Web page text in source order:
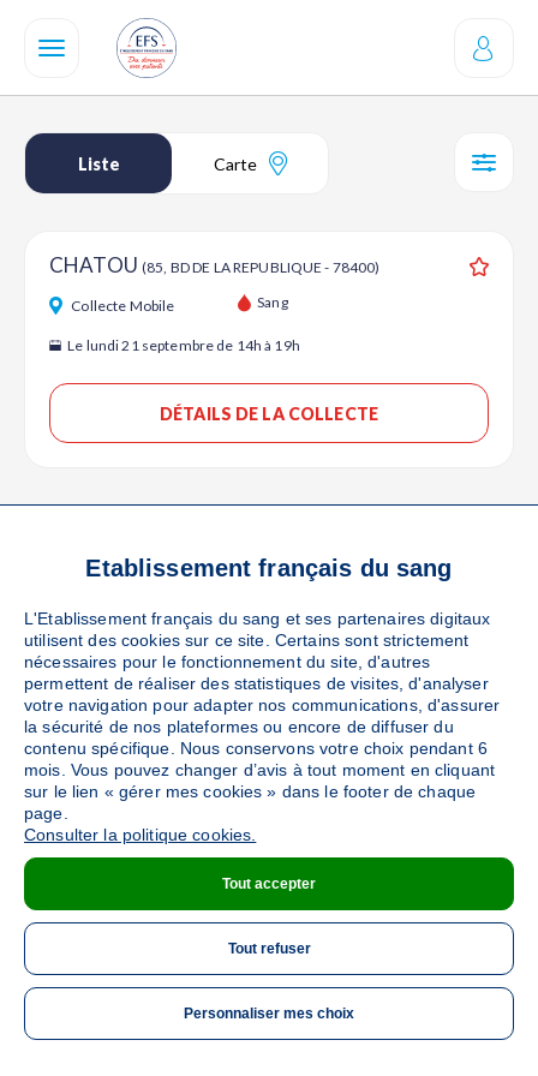
contenu
Liste Carte
ME
CHATOU (85, BD DE LA REPUBLIQUE - 78400)
Collecte Mobile Sang
Le lundi 21 septembre de 14h à 19h
DÉTAILS DE LA COLLECTE
Etablissement français du sang
L'Etablissement français du sang et ses partenaires digitaux
utilisent des cookies sur ce site. Certains sont strictement
nécessaires pour le fonctionnement du site, d'autres
permettent de réaliser des statistiques de visites, d'analyser
votre navigation pour adapter nos communications, d'assurer
la sécurité de nos plateformes ou encore de diffuser du
contenu spécifique. Nous conservons votre choix pendant 6
mois. Vous pouvez changer d’avis à tout moment en cliquant
sur le lien « gérer mes cookies » dans le footer de chaque
page.
Consulter la politique cookies.
Tout accepter
Tout refuser
Personnaliser mes choix